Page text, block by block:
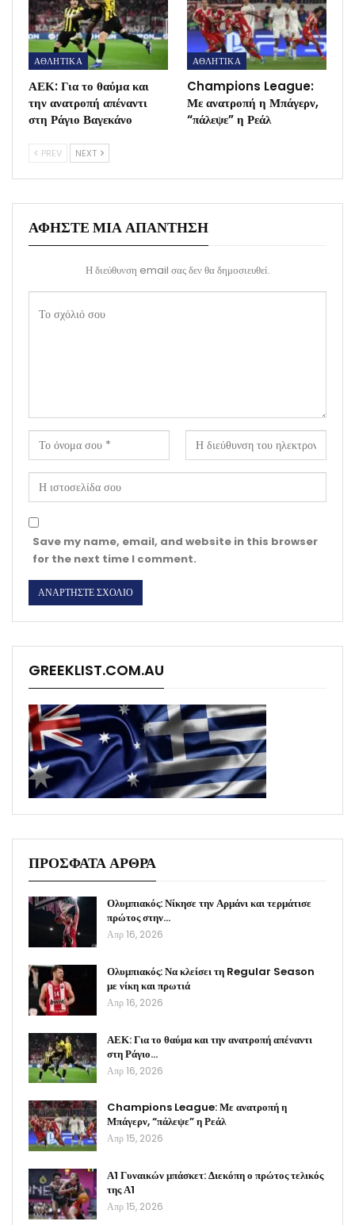
ΑΘΛΗΤΙΚΑ
ΑΕΚ: Για το θαύμα και
την ανατροπή απέναντι
στη Ράγιο Βαγεκάνο
ΑΘΛΗΤΙΚΑ
Champions League:
Με ανατροπή η Μπάγερν,
“πάλεψε” η Ρεάλ
PREV NEXT
ΑΦΉΣΤΕ ΜΙΑ ΑΠΆΝΤΗΣΗ
Η διεύθυνση email σας δεν θα δημοσιευθεί.
Save my name, email, and website in this browser
for the next time I comment.
GREEKLIST.COM.AU
ΠΡΟΣΦΑΤΑ ΑΡΘΡΑ
Ολυμπιακός: Νίκησε την Αρμάνι και τερμάτισε
πρώτος στην…
Απρ 16, 2026
Ολυμπιακός: Να κλείσει τη Regular Season
με νίκη και πρωτιά
Απρ 16, 2026
ΑΕΚ: Για το θαύμα και την ανατροπή απέναντι
στη Ράγιο…
Απρ 16, 2026
Champions League: Με ανατροπή η
Μπάγερν, “πάλεψε” η Ρεάλ
Απρ 15, 2026
Α1 Γυναικών μπάσκετ: Διεκόπη ο πρώτος τελικός
της Α1
Απρ 15, 2026